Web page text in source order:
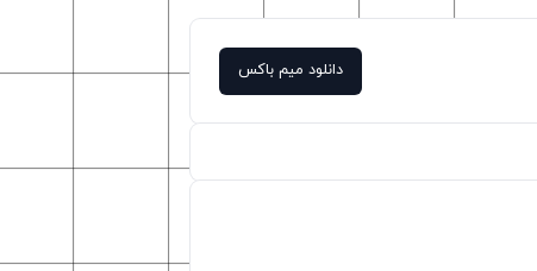
دانلود میم باکس